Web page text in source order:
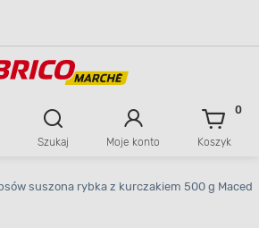
zawartości
Szukaj Moje konto Koszyk
0
suszona rybka z kurczakiem 500 g Maced